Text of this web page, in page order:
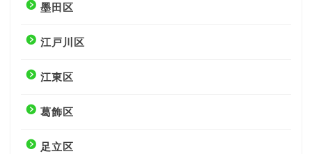
墨田区
江戸川区
江東区
葛飾区
足立区